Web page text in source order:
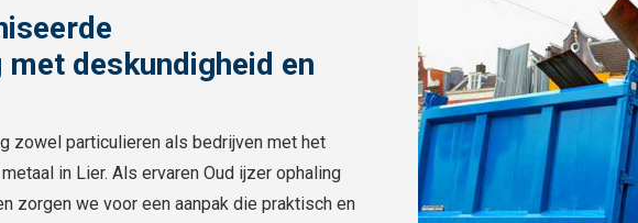
deskundigheid en
zowel particulieren als bedrijven met het
in Lier. Als ervaren Oud ijzer ophaling
zorgen we voor een aanpak die praktisch en